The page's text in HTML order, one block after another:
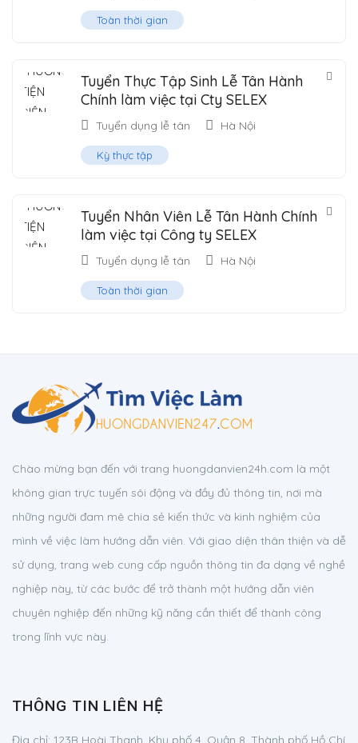
Toàn thời gian
Tuyển Thực Tập Sinh Lễ Tân Hành
Chính làm việc tại Cty SELEX
Tuyển dụng lễ tân Hà Nội
Kỳ thực tập
Tuyển Nhân Viên Lễ Tân Hành Chính
làm việc tại Công ty SELEX
Tuyển dụng lễ tân Hà Nội
Toàn thời gian
Chào mừng bạn đến với trang huongdanvien24h.com là một
không gian trực tuyến sôi động và đầy đủ thông tin, nơi mà
những người đam mê chia sẻ kiến thức và kinh nghiệm của
mình về việc làm hướng dẫn viên. Với giao diện thân thiện và dễ
sử dụng, trang web cung cấp nguồn thông tin đa dạng về nghề
nghiệp này, từ các bước để trở thành một hướng dẫn viên
chuyên nghiệp đến những kỹ năng cần thiết để thành công
trong lĩnh vực này.
THÔNG TIN LIÊN HỆ
Địa chỉ: 123B Hoài Thanh, Khu phố 4, Quận 8, Thành phố Hồ Chí